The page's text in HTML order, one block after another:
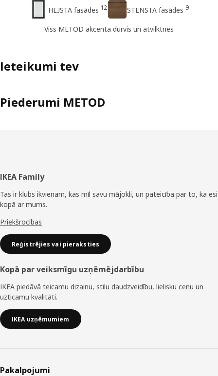
HEJSTA fasādes 12 STENSTA fasādes 9
Viss METOD akcenta durvis un atvilktnes
Ieteikumi tev
Piederumi METOD
Kājene
IKEA Family
Tas ir klubs ikvienam, kas mīl savu mājokli, un pateicība par to, ka esi
kopā ar mums.
Priekšrocības
Reģistrējies vai pieraksties
Kopā par veiksmīgu uzņēmējdarbību
IKEA piedāvā teicamu dizainu, stilu daudzveidību, lielisku cenu un
uzticamu kvalitāti.
IKEA uzņēmumiem
Pakalpojumi